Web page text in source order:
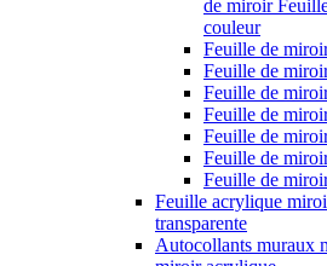
de miroir
couleur
Feuille de
Feuille de
Feuille de
Feuille de
Feuille de
Feuille de
Feuille de
Feuille acrylique
transparente
Autocollants muraux